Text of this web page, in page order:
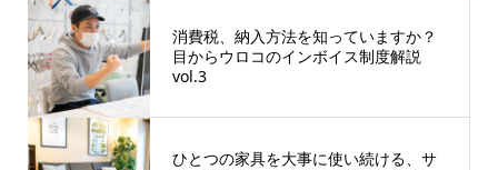
消費税、納入方法を知っていますか？
目からウロコのインボイス制度解説
vol.3
ひとつの家具を大事に使い続ける、サ